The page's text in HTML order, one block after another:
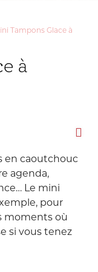
Tampons Glace à
à
en caoutchouc
agenda,
Le mini
pour
moments où
si vous tenez